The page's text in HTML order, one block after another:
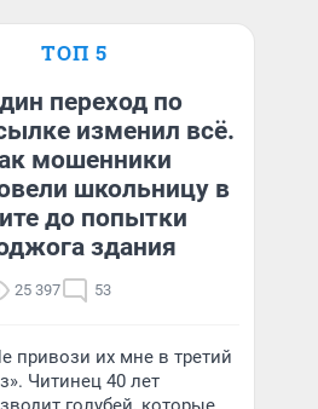
ТОП 5
переход по
изменил всё.
мошенники
школьницу в
до попытки
здания
25 397 53
привози их мне в третий
Читинец 40 лет